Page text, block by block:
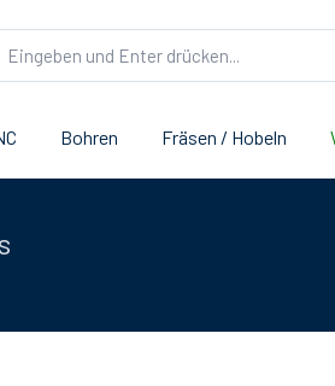
Bohren Fräsen / Hobeln